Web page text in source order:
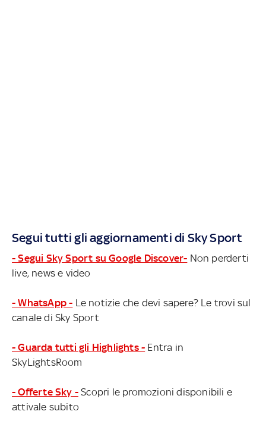
Segui tutti gli aggiornamenti di Sky Sport
- Segui Sky Sport su Google Discover- Non perderti
live, news e video
- WhatsApp - Le notizie che devi sapere? Le trovi sul
canale di Sky Sport
- Guarda tutti gli Highlights - Entra in
SkyLightsRoom
- Offerte Sky - Scopri le promozioni disponibili e
attivale subito